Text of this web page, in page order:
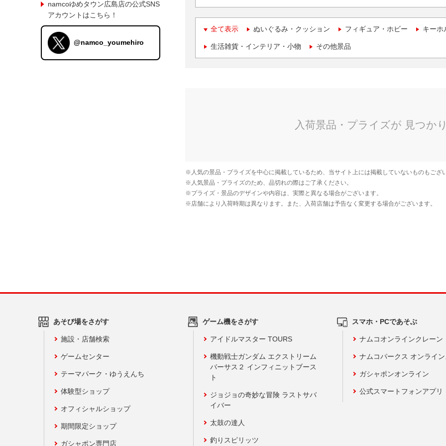
全て表示 ぬいぐるみ・クッション フィギュア・ホビー キーホ
生活雑貨・インテリア・小物 その他景品
namcoゆめタウン広島店の公式SNS
アカウントはこちら！
@namco_youmehiro
あそび場をさがす
施設・店舗検索
ゲームセンター
テーマパーク・ゆうえんち
体験型ショップ
オフィシャルショップ
期間限定ショップ
ガシャポン専門店
ゲーム機をさがす
アイドルマスター TOURS
機動戦士ガンダム エクストリーム
バーサス２ インフィニットブース
ト
ジョジョの奇妙な冒険 ラストサバ
イバー
太鼓の達人
釣りスピリッツ
スマホ・PCであそぶ
ナムコオンラインクレーン
ナムコパークス オンライ
ガシャポンオンライン
公式スマートフォンアプリ